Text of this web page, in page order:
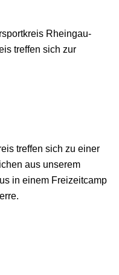
Rheingau-
treffen sich zur
treffen sich zu einer
aus unserem
in einem Freizeitcamp